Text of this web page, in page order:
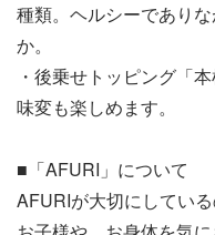
種類。ヘルシーであり
か。
・後乗せトッピング「
味変も楽しめます。
■「AFURI」について
AFURIが大切にしてい